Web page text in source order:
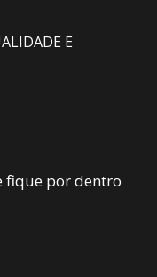
E
fique por dentro